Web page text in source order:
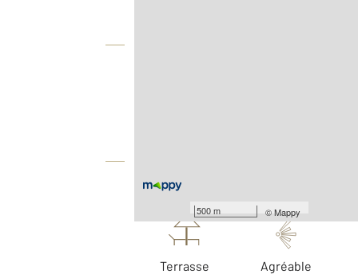
500 m ©Mappy
Terrasse Agréable